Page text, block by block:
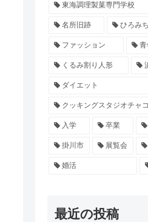
東海調理製菓専門学校
名所旧跡 ひろみ
ファッション
くるみ割り人形
ダイエット
クッキングスタジオチャコ
入学 卒業
掛川市 展覧会
婚活
最近の投稿